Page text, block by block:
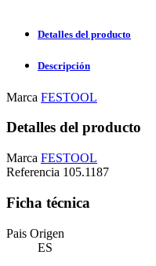
Detalles del producto
Descripción
Marca FESTOOL
Detalles del producto
Marca FESTOOL
Referencia 105.1187
Ficha técnica
Pais Origen
ES